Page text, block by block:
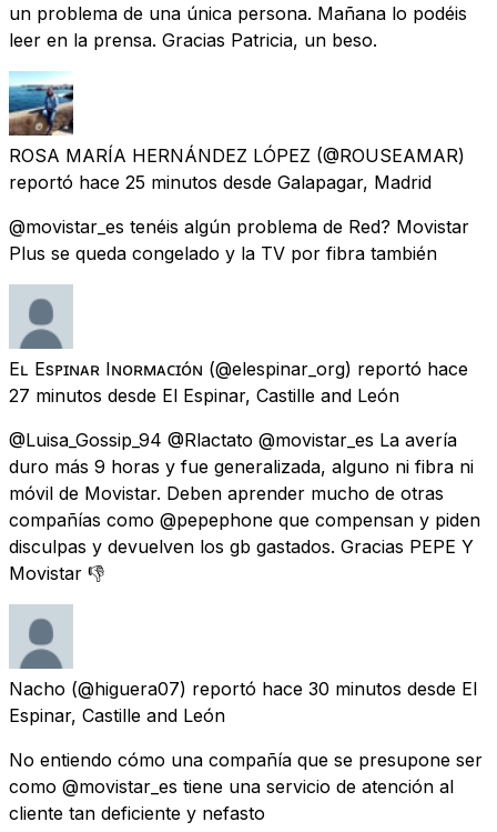
un problema de una única persona. Mañana lo podéis
leer en la prensa. Gracias Patricia, un beso.
ROSA MARÍA HERNÁNDEZ LÓPEZ (@ROUSEAMAR)
reportó hace 25 minutos desde Galapagar, Madrid
@movistar_es tenéis algún problema de Red? Movistar
Plus se queda congelado y la TV por fibra también
Eʟ Esᴘɪɴᴀʀ Iɴғᴏʀᴍᴀᴄɪᴏ́ɴ (@elespinar_org) reportó hace
27 minutos desde El Espinar, Castille and León
@Luisa_Gossip_94 @Rlactato @movistar_es La avería
duro más 9 horas y fue generalizada, alguno ni fibra ni
móvil de Movistar. Deben aprender mucho de otras
compañías como @pepephone que compensan y piden
disculpas y devuelven los gb gastados. Gracias PEPE Y
Movistar 👎
Nacho (@higuera07) reportó hace 30 minutos desde El
Espinar, Castille and León
No entiendo cómo una compañía que se presupone ser
como @movistar_es tiene una servicio de atención al
cliente tan deficiente y nefasto